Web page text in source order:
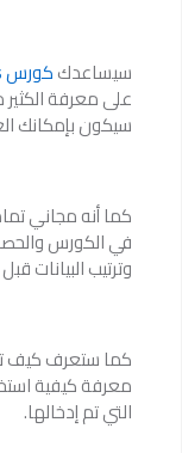
سيساعدككورس Excel for Everyone: Core Foundations
على معرفة
سيكون بإمكانك
كما أنه مجاني
في الكورس
وترتيب البيانات
كما ستعرف كيف
معرفة كيفية
التي تم إدخالها.